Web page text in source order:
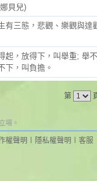
貝兒)
有三態，悲觀、樂觀與達
起，放得下，叫舉重; 舉
下，叫負擔。
第
場。
權聲明 隱私權聲明 客服